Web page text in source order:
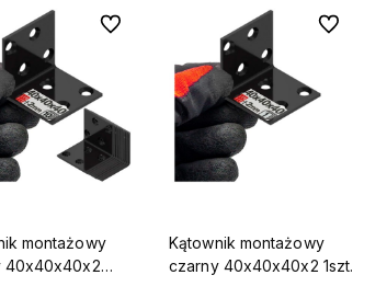
montażowy
40x40x40x2
Do ulubionych
Kątownik montażowy
czarny 40x40x40x2 1szt.
Do